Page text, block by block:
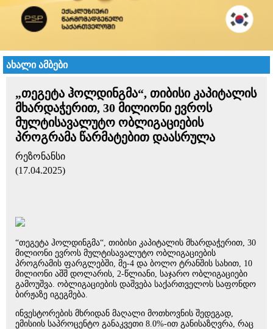
ახალი ამბები
„თეგეტა ჰოლდინგმა“, თიბისი კაპიტალის
მხარდაჭერით, 30 მილიონი ევროს
მულტისავალუტო ობლიგაციების
პროგრამა წარმატებით დაასრულა
რეზონანსი
(17.04.2025)
“თეგეტა ჰოლდინგმა“, თიბისი კაპიტალის მხარდაჭერით, 30
მილიონი ევროს მულტისავალუტო ობლიგაციების
პროგრამის ფარგლებში, მე-4 და ბოლო ტრანშის სახით, 10
მილიონი აშშ დოლარის, 2-წლიანი, საჯარო ობლიგაციები
გამოუშვა. ობლიგაციების დაშვება საქართველოს საფონდო
ბირჟაზე იგეგმება.
ინვესტორების მხრიდან მაღალი მოთხოვნის შედეგად,
ემისიის საპროცენტო განაკვეთი 8.0%-ით განისაზღვრა, რაც